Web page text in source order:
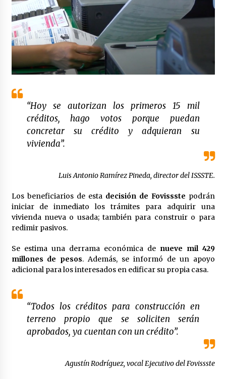
2 meses atrás
Sheinbaum descarta reunión entre CNTE y
Segob: «ya dimos nuestras propuestas»
2 meses atrás
Trump anuncia acuerdo con Irán y el fin de
operaciones militares entre ambos países
Trump asegura que barcos cargados de
petróleo están empezando a salir de Ormuz
2 meses atrás
México libraría posible arancel de EE.UU. en
“Hoy se autorizan los primeros 15 mil
créditos, hago votos porque puedan
concretar su crédito y adquieran su
vivienda”.
Luis Antonio Ramírez Pineda, director del ISSSTE.
Los beneficiarios de estadecisión de Fovissste podrán
iniciar de inmediato los trámites para adquirir una
vivienda nueva o usada; también para construir o para
redimir pasivos.
Se estima una derrama económica denueve mil 429
millones de pesos. Además, se informó de un apoyo
adicional para los interesados en edificar su propia casa.
“Todos los créditos para construcción en
terreno propio que se soliciten serán
aprobados, ya cuentan con un crédito”.
Agustín Rodríguez, vocal Ejecutivo del Fovissste